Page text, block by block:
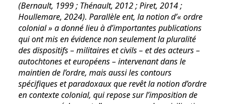
(Bernault, 1999 ; Thénault, 2012 ; Piret, 2014 ;
Houllemare, 2024). Parallèle ent, la notion d’« ordre
colonial » a donné lieu à d’importantes publications
qui ont mis en évidence non seulement la pluralité
des dispositifs – militaires et civils – et des acteurs –
autochtones et européens – intervenant dans le
maintien de l’ordre, mais aussi les contours
spécifiques et paradoxaux que revêt la notion d’ordre
en contexte colonial, qui repose sur l’imposition de